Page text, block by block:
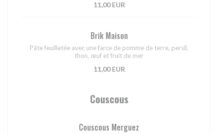
11,00 EUR
Brik Maison
Pâte feuilletée avec une farce de pomme de terre, persil,
thon, œuf et fruit de mer
11,00 EUR
Couscous
Couscous Merguez